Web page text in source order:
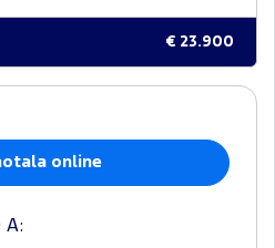
€ 23.900
online
A: